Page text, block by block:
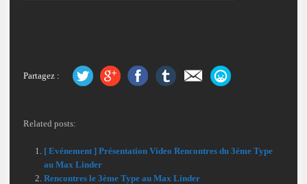
Partagez :
Related posts:
[ Evénement ] Présentation Video Rencontres du 3éme Type
au Max Linder
Rencontres le 3ème Type au Max Linder